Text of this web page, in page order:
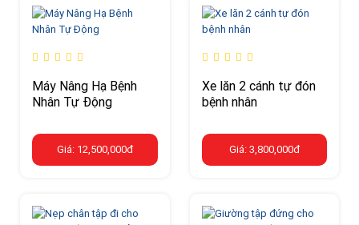
Máy Nâng Hạ Bệnh
Nhân Tự Động
Giá: 12,500,000đ
Xe lăn 2 cánh tự đón
bệnh nhân
Giá: 3,800,000đ